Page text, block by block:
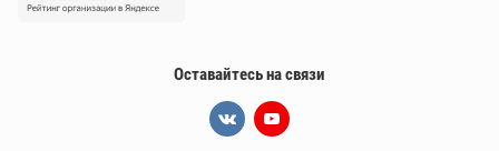
Оставайтесь на связи